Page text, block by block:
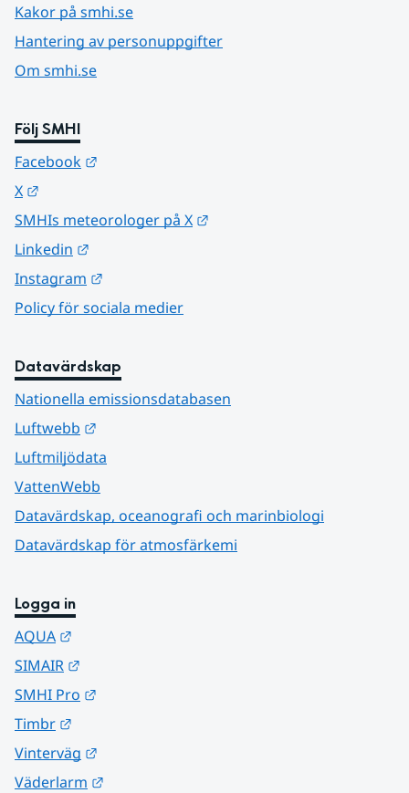
Kakor på smhi.se
Hantering av personuppgifter
Om smhi.se
Följ SMHI
Facebook
X
SMHIs meteorologer på X
Linkedin
Instagram
Policy för sociala medier
Datavärdskap
Nationella emissionsdatabasen
Luftwebb
Luftmiljödata
VattenWebb
Datavärdskap, oceanografi och marinbiologi
Datavärdskap för atmosfärkemi
Logga in
AQUA
SIMAIR
SMHI Pro
Timbr
Vinterväg
Väderlarm